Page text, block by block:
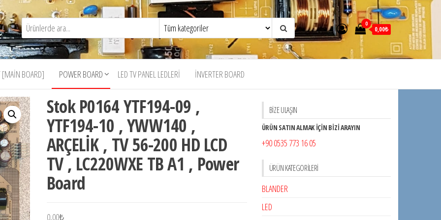
0
0,00₺
[MAIN BOARD] POWER BOARD LED TV PANEL LEDLERI İNVERTER BOARD
Stok P0164 YTF194-09 ,
YTF194-10 , YWW140 ,
ARÇELİK , TV 56-200 HD LCD
TV , LC220WXE TB A1 , Power
Board
0,00₺
BİZE ULAŞIN
ÜRÜN SATIN ALMAK İÇİN BİZİ ARAYIN
+90 0535 773 16 05
ÜRÜN KATEGORILERI
BLANDER
LED